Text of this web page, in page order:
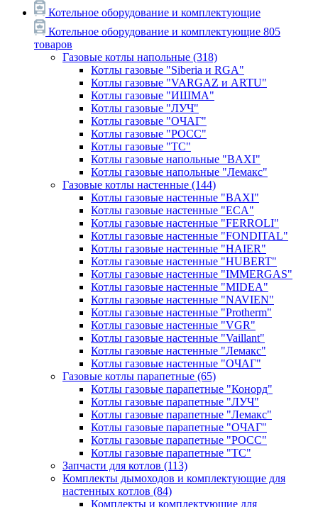
Котельное оборудование и комплектующие
Котельное оборудование и комплектующие 805
товаров
Газовые котлы напольные (318)
Котлы газовые "Siberia и RGA"
Котлы газовые "VARGAZ и ARTU"
Котлы газовые "ИШМА"
Котлы газовые "ЛУЧ"
Котлы газовые "ОЧАГ"
Котлы газовые "РОСС"
Котлы газовые "ТС"
Котлы газовые напольные "BAXI"
Котлы газовые напольные "Лемакс"
Газовые котлы настенные (144)
Котлы газовые настенные "BAXI"
Котлы газовые настенные "ECA"
Котлы газовые настенные "FERROLI"
Котлы газовые настенные "FONDITAL"
Котлы газовые настенные "HAIER"
Котлы газовые настенные "HUBERT"
Котлы газовые настенные "IMMERGAS"
Котлы газовые настенные "MIDEA"
Котлы газовые настенные "NAVIEN"
Котлы газовые настенные "Protherm"
Котлы газовые настенные "VGR"
Котлы газовые настенные "Vaillant"
Котлы газовые настенные "Лемакс"
Котлы газовые настенные "ОЧАГ"
Газовые котлы парапетные (65)
Котлы газовые парапетные "Конорд"
Котлы газовые парапетные "ЛУЧ"
Котлы газовые парапетные "Лемакс"
Котлы газовые парапетные "ОЧАГ"
Котлы газовые парапетные "РОСС"
Котлы газовые парапетные "ТС"
Запчасти для котлов (113)
Комплекты дымоходов и комплектующие для
настенных котлов (84)
Комплекты и комплектующие для